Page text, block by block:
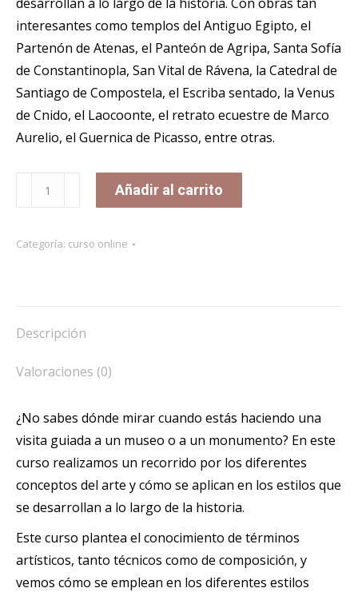
interesantes como templos del Antiguo Egipto, el
Partenón de Atenas, el Panteón de Agripa, Santa Sofía
de Constantinopla, San Vital de Rávena, la Catedral de
Santiago de Compostela, el Escriba sentado, la Venus
de Cnido, el Laocoonte, el retrato ecuestre de Marco
Aurelio, el Guernica de Picasso, entre otras.
CURSO
Aprende
entiende
ti
Añadir al carrito
Categoría: curso online
Descripción
Valoraciones (0)
¿No sabes dónde mirar cuando estás haciendo una
visita guiada a un museo o a un monumento? En este
curso realizamos un recorrido por los diferentes
conceptos del arte y cómo se aplican en los estilos que
se desarrollan a lo largo de la historia.
Este curso plantea el conocimiento de términos
artísticos, tanto técnicos como de composición, y
vemos cómo se emplean en los diferentes estilos